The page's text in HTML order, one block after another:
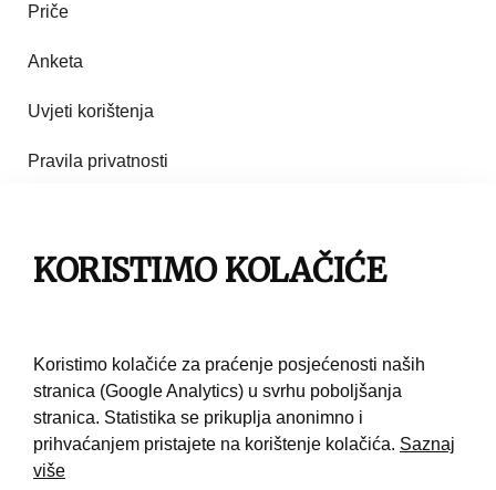
Priče
Anketa
Uvjeti korištenja
Pravila privatnosti
Pravila korištenja
KORISTIMO KOLAČIĆE
Koristimo kolačiće za praćenje posjećenosti naših
stranica (Google Analytics) u svrhu poboljšanja
stranica. Statistika se prikuplja anonimno i
prihvaćanjem pristajete na korištenje kolačića. Saznaj
više